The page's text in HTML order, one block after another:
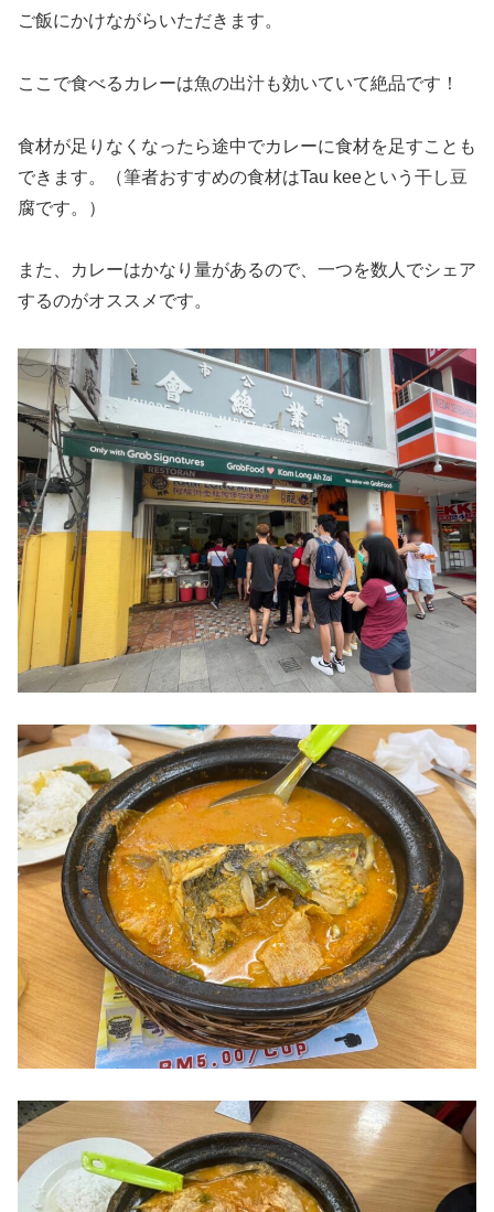
ご飯にかけながらいただきます。
ここで食べるカレーは魚の出汁も効いていて絶品です！
食材が足りなくなったら途中でカレーに食材を足すことも
できます。（筆者おすすめの食材はTau keeという干し豆
腐です。）
また、カレーはかなり量があるので、一つを数人でシェア
するのがオススメです。